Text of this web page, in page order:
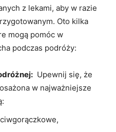
z lekami, aby ‍w⁢ razie
Oto kilka
mogą pomóc w
podczas podróży:
‍ Upewnij się, że
w najważniejsze